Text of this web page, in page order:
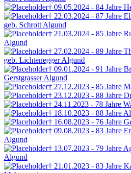
† 09.05.2024 - 84 Jahre
† 22.03.2024 - 87 Jahre
geb. Schrott Algund
† 21.03.2024 - 85 Jahre
Algund
† 27.02.2024 - 89 Jahre
geb. LichteneggerAlgund
† 09.01.2024 - 91 Jahre
GerstgrasserAlgund
† 27.12.2023 - 85 Jahre
† 23.12.2023 - 88 Jahre
† 24.11.2023 - 78 Jahre
† 18.10.2023 - 88 Jahre
† 16.08.2023 - 76 Jahre
† 09.08.2023 - 83 Jahre
Algund
† 13.07.2023 - 79 Jahre
Algund
† 21.01.2023 - 83 Jahre